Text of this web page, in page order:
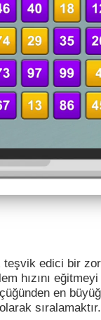
edici bir
hızını eğitmeyi
en
sıralamaktır.